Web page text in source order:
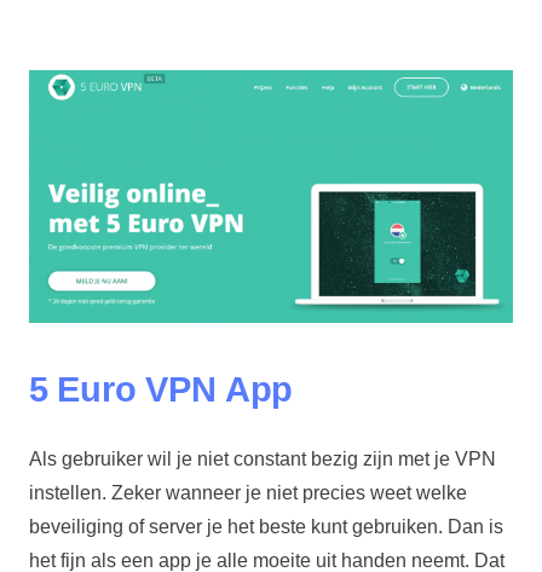
5 Euro VPN App
Als gebruiker wil je niet constant bezig zijn met je VPN
instellen. Zeker wanneer je niet precies weet welke
beveiliging of server je het beste kunt gebruiken. Dan is
het fijn als een app je alle moeite uit handen neemt. Dat